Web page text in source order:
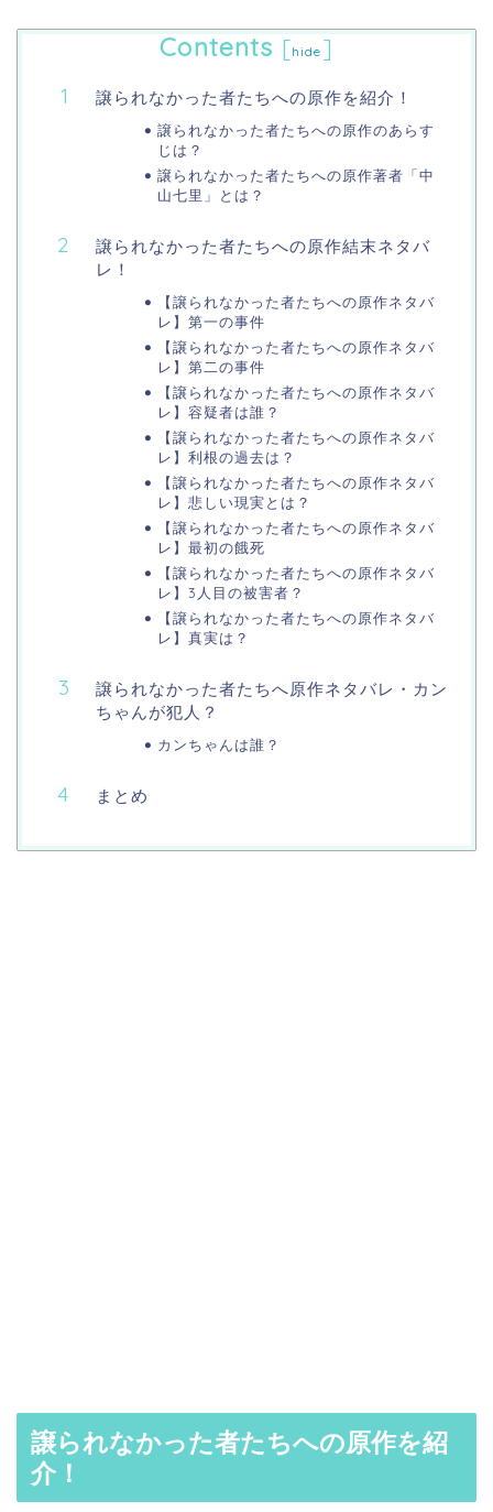
Contents [hide ]
譲られなかった者たちへの原作を紹介！
譲られなかった者たちへの原作のあらす
じは？
譲られなかった者たちへの原作著者「中
山七里」とは？
譲られなかった者たちへの原作結末ネタバ
レ！
【譲られなかった者たちへの原作ネタバ
レ】第一の事件
【譲られなかった者たちへの原作ネタバ
レ】第二の事件
【譲られなかった者たちへの原作ネタバ
レ】容疑者は誰？
【譲られなかった者たちへの原作ネタバ
レ】利根の過去は？
【譲られなかった者たちへの原作ネタバ
レ】悲しい現実とは？
【譲られなかった者たちへの原作ネタバ
レ】最初の餓死
【譲られなかった者たちへの原作ネタバ
レ】3人目の被害者？
【譲られなかった者たちへの原作ネタバ
レ】真実は？
譲られなかった者たちへ原作ネタバレ・カン
ちゃんが犯人？
カンちゃんは誰？
まとめ
譲られなかった者たちへの原作を紹
介！